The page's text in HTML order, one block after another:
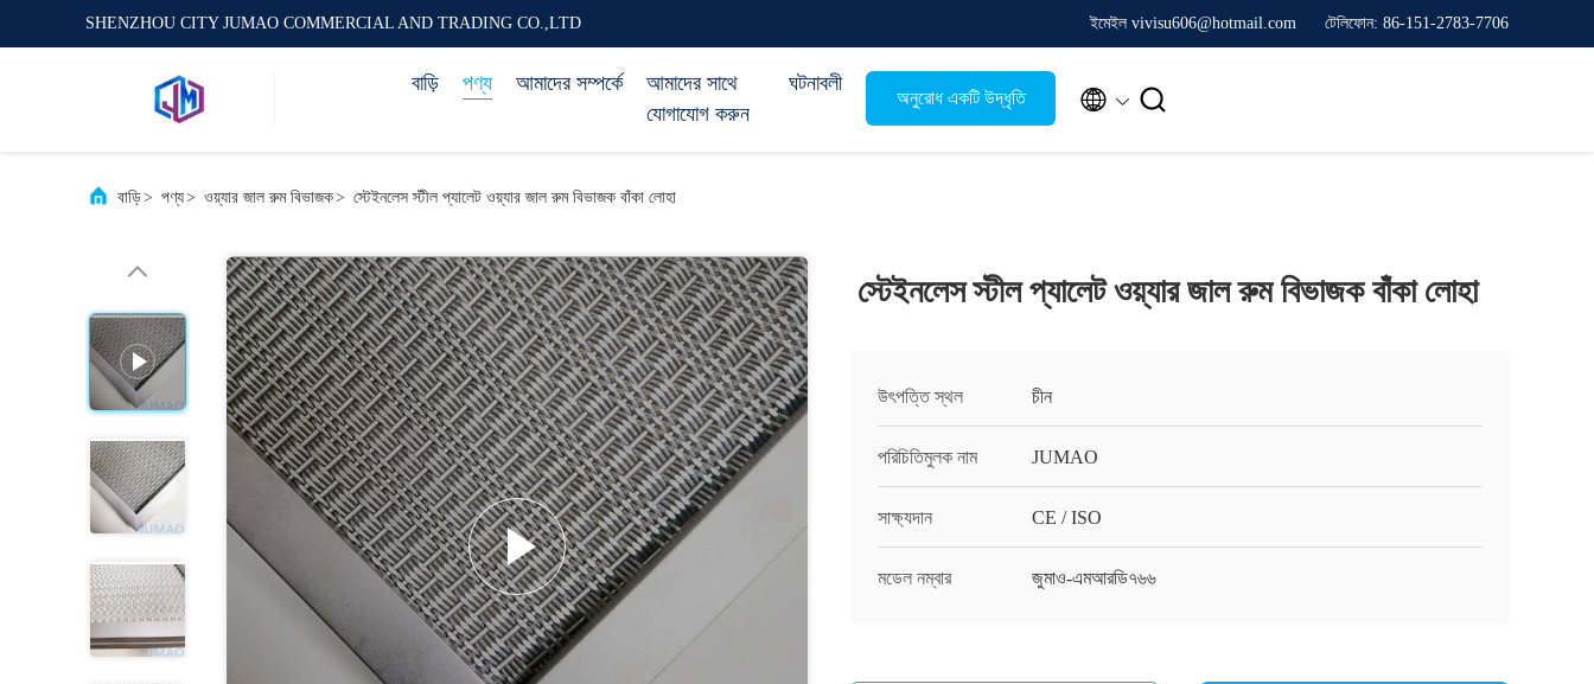
SHENZHOU CITY JUMAO COMMERCIAL AND TRADING CO.,LTD ইমেইল vivisu606@hotmail.com টেলিফোন: 86-151-2783-7706
বাড়ি পণ্য আমাদের সম্পর্কে
আমাদের সাথে
যোগাযোগ করুন
ঘটনাবলী
অনুরোধ একটি উদ্ধৃতি  
বাড়ি> পণ্য> ওয়্যার জাল রুম বিভাজক> স্টেইনলেস স্টীল প্যালেট ওয়্যার জাল রুম বিভাজক বাঁকা লোহা
স্টেইনলেস স্টীল প্যালেট ওয়্যার জাল রুম বিভাজক বাঁকা লোহা
উৎপত্তি স্থল চীন
পরিচিতিমুলক নাম JUMAO
সাক্ষ্যদান CE / ISO
মডেল নম্বার জুমাও-এমআরডি৭৬৬